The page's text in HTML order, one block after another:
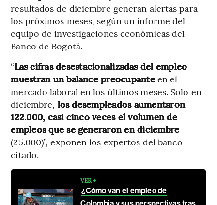
resultados de diciembre generan alertas para
los próximos meses, según un informe del
equipo de investigaciones económicas del
Banco de Bogotá.
“Las cifras desestacionalizadas del empleo
muestran un balance preocupanteen el
mercado laboral en los últimos meses. Solo en
diciembre, los desempleados aumentaron
122.000, casi cinco veces el volumen de
empleos que se generaron en diciembre
(25.000)”, exponen los expertos del banco
citado.
VER +
¿Cómo van el empleo de